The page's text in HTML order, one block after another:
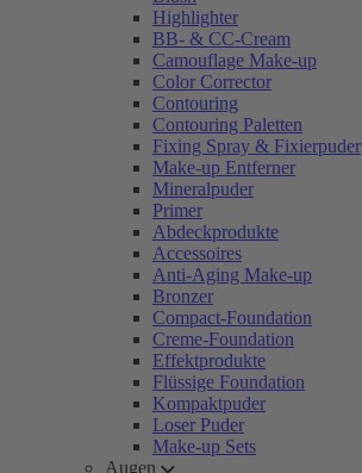
Highlighter
BB- & CC-Cream
Camouflage Make-up
Color Corrector
Contouring
Contouring Paletten
Fixing Spray & Fixierpuder
Make-up Entferner
Mineralpuder
Primer
Abdeckprodukte
Accessoires
Anti-Aging Make-up
Bronzer
Compact-Foundation
Creme-Foundation
Effektprodukte
Flüssige Foundation
Kompaktpuder
Loser Puder
Make-up Sets
Augen